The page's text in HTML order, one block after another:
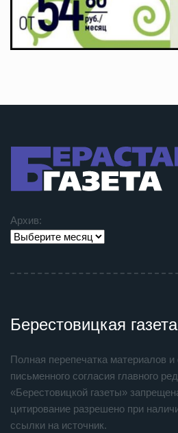
Архив:
Берестовицкая
Полная перепечатка материалов
письменного согласия главного
«Берестовицкой газеты»
цитирование разрешено при
ссылки на источник.